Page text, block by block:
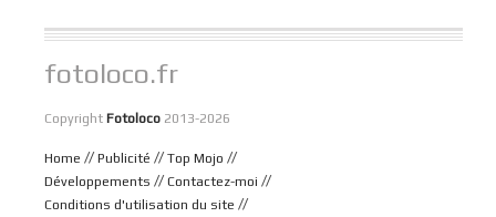
fotoloco.fr
Copyright Fotoloco 2013-2026
Home // Publicité // Top Mojo //
Développements // Contactez-moi //
Conditions d'utilisation du site //